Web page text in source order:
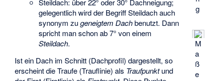
g
M
a
ß
e
Steildach: über 22° oder 30° Dachneigung;
gelegentlich wird der Begriff Steildach auch
synonym zugeneigtem Dachbenutzt. Dann
spricht man schon ab 7° von einem
Steildach.
Ist ein Dach im Schnitt (Dachprofil) dargestellt, so
erscheint die Traufe (Trauflinie) als Traufpunktund